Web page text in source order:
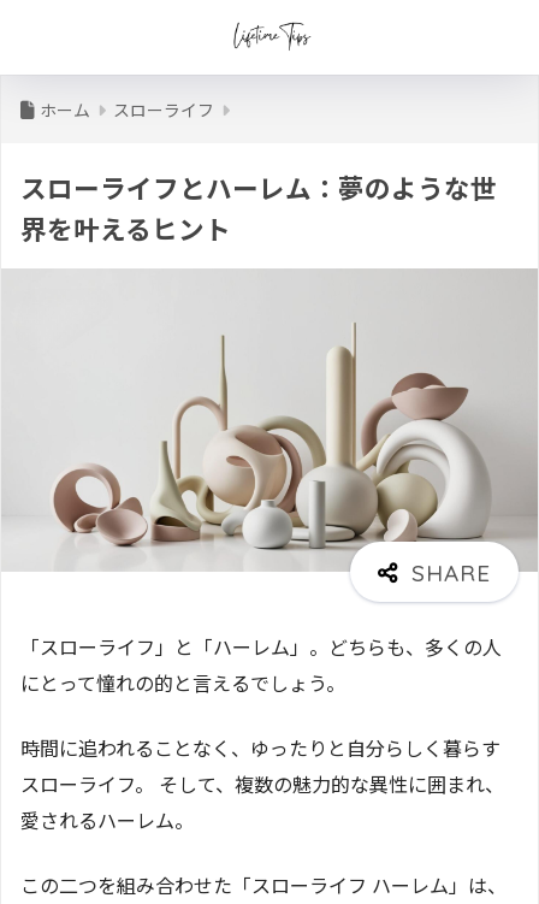
ホーム スローライフ
スローライフとハーレム：夢のような世
界を叶えるヒント
「スローライフ」と「ハーレム」。どちらも、多くの人
にとって憧れの的と言えるでしょう。
時間に追われることなく、ゆったりと自分らしく暮らす
スローライフ。 そして、複数の魅力的な異性に囲まれ、
愛されるハーレム。
この二つを組み合わせた「スローライフ ハーレム」は、